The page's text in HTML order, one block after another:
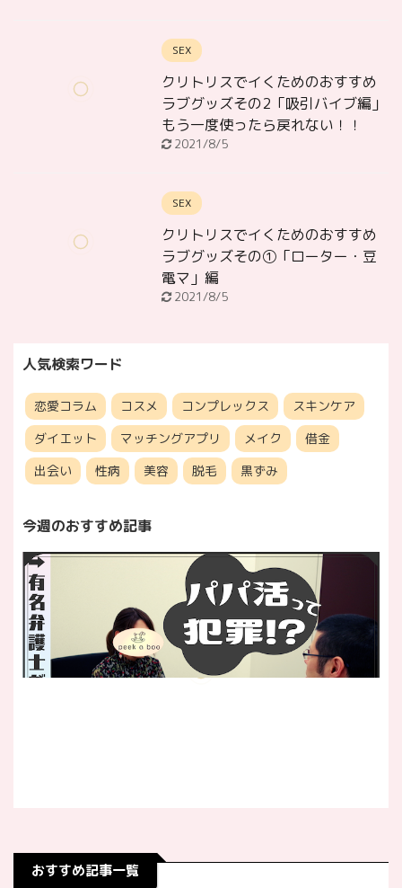
SEX
クリトリスでイくためのおすすめ
ラブグッズその2「吸引バイブ編」
もう一度使ったら戻れない！！
2021/8/5
SEX
クリトリスでイくためのおすすめ
ラブグッズその①「ローター・豆
電マ」編
2021/8/5
人気検索ワード
恋愛コラム コスメ コンプレックス
スキンケア
ダイエット
マッチングアプリ メイク
借金
出会い
性病 美容 脱毛 黒ずみ
今週のおすすめ記事
おすすめ記事一覧